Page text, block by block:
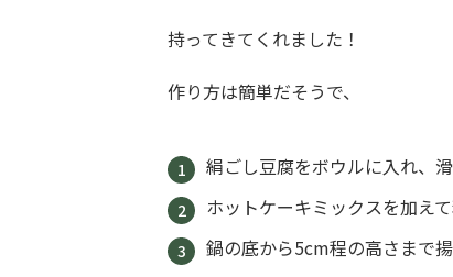
持ってきてくれました！
作り方は簡単だそうで、
絹ごし豆腐をボウルに入れ、
ホットケーキミックスを加え
鍋の底から5cm程の高さまで